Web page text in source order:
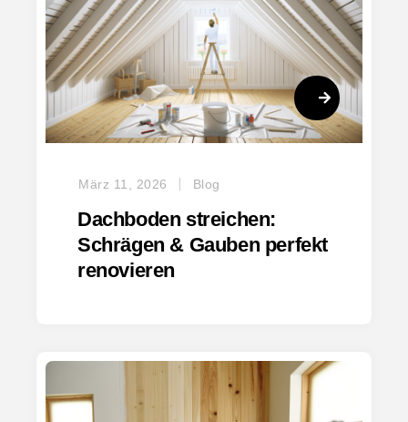
März 11, 2026 Blog
Dachboden streichen:
Schrägen & Gauben perfekt
renovieren